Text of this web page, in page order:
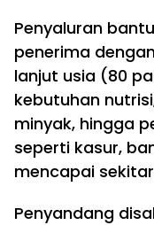
Penyaluran
penerima
lanjut usia (80
kebutuhan
minyak, hingga
seperti kasur,
mencapai
Penyandang